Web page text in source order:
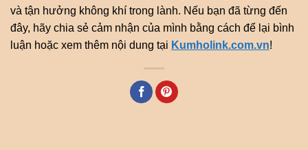
và tận hưởng không khí trong lành. Nếu bạn đã từng đến
đây, hãy chia sẻ cảm nhận của mình bằng cách để lại bình
luận hoặc xem thêm nội dung tại Kumholink.com.vn!